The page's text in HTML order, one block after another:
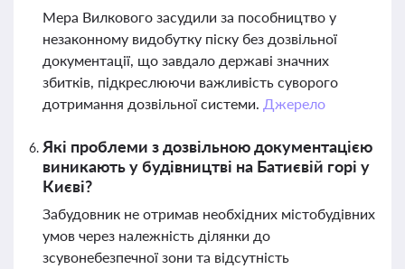
Мера Вилкового засудили за пособництво у
незаконному видобутку піску без дозвільної
документації, що завдало державі значних
збитків, підкреслюючи важливість суворого
дотримання дозвільної системи. Джерело
Які проблеми з дозвільною документацією
виникають у будівництві на Батиєвій горі у
Києві?
Забудовник не отримав необхідних містобудівних
умов через належність ділянки до
зсувонебезпечної зони та відсутність